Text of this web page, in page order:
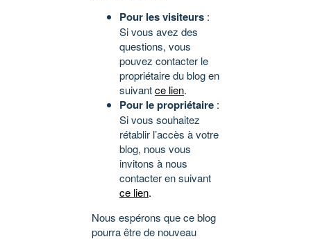
Pour les visiteurs :
Si vous avez des
questions, vous
pouvez contacter le
propriétaire du blog en
suivantce lien.
Pour le propriétaire :
Si vous souhaitez
rétablir l’accès à votre
blog, nous vous
invitons à nous
contacter en suivant
ce lien.
Nous espérons que ce blog
pourra être de nouveau